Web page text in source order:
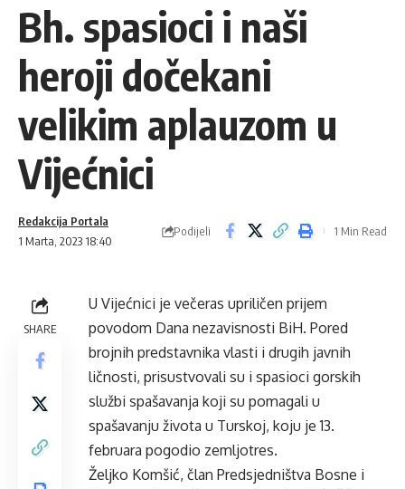
Bh. spasioci i naši
heroji dočekani
velikim aplauzom u
Vijećnici
1 Marta, 2023 18:40
Redakcija Portala
Podijeli 1 Min Read
SHARE
U Vijećnici je večeras upriličen prijem
povodom Dana nezavisnosti BiH. Pored
brojnih predstavnika vlasti i drugih javnih
ličnosti, prisustvovali su i spasioci gorskih
službi spašavanja koji su pomagali u
spašavanju života u Turskoj, koju je 13.
februara pogodio zemljotres.
Željko Komšić, član Predsjedništva Bosne i